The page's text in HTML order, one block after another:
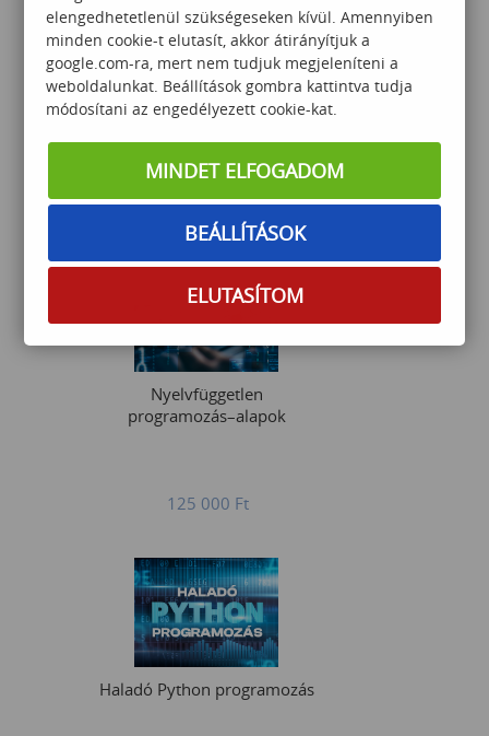
Designing Cisco Enterprise
Wireless Networks
780 000Ft
Nyelvfüggetlen
programozás–alapok
125 000 Ft
Haladó Python programozás
elengedhetetlenül szükségeseken kívül. Amennyiben
minden cookie-t elutasít, akkor átirányítjuk a
google.com-ra, mert nem tudjuk megjeleníteni a
weboldalunkat. Beállítások gombra kattintva tudja
módosítani az engedélyezett cookie-kat.
MINDET ELFOGADOM
BEÁLLÍTÁSOK
ELUTASÍTOM